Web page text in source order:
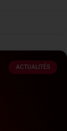
ACTUALITÉS